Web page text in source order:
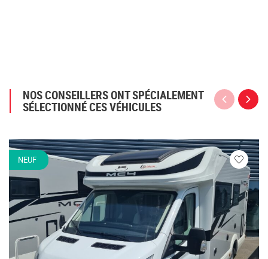
NOS CONSEILLERS ONT SPÉCIALEMENT
SÉLECTIONNÉ CES VÉHICULES
NEUF
Veuillez
vous